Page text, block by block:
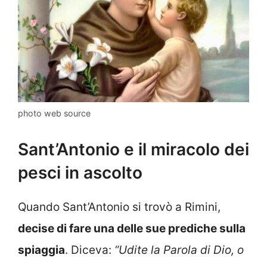
photo web source
Sant’Antonio e il miracolo dei
pesci in ascolto
Quando Sant’Antonio si trovò a Rimini,
decise di fare una delle sue prediche sulla
spiaggia. Diceva: “Udite la Parola di Dio, o